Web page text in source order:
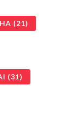
(21)
(31)